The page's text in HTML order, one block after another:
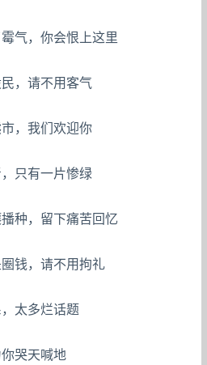
气，你会恨上这里
，请不用客气
市，我们欢迎你
，只有一片惨绿
种，留下痛苦回忆
圈钱，请不用拘礼
太多烂话题
你哭天喊地